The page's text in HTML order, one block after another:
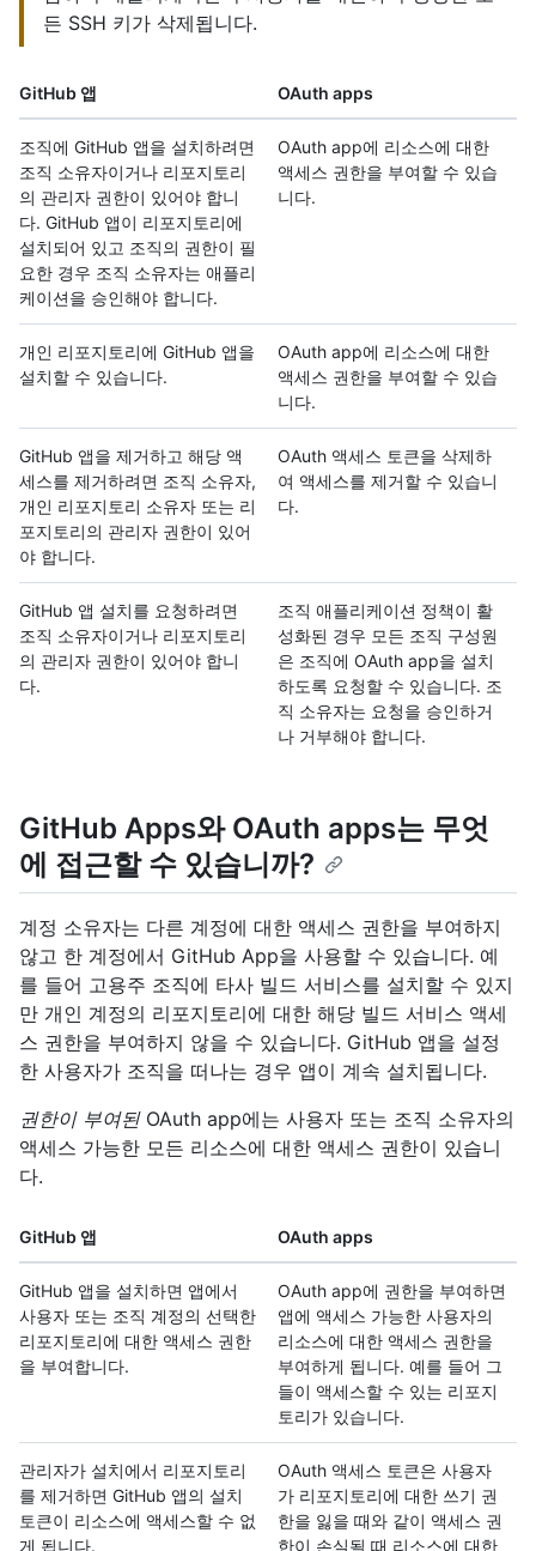
든 SSH 키가 삭제됩니다.
GitHub 앱 OAuth apps
조직에 GitHub 앱을 설치하려면
조직 소유자이거나 리포지토리
의 관리자 권한이 있어야 합니
다. GitHub 앱이 리포지토리에
설치되어 있고 조직의 권한이 필
요한 경우 조직 소유자는 애플리
케이션을 승인해야 합니다.
OAuth app에 리소스에 대한
액세스 권한을 부여할 수 있습
니다.
개인 리포지토리에 GitHub 앱을
설치할 수 있습니다.
OAuth app에 리소스에 대한
액세스 권한을 부여할 수 있습
니다.
GitHub 앱을 제거하고 해당 액
세스를 제거하려면 조직 소유자,
개인 리포지토리 소유자 또는 리
포지토리의 관리자 권한이 있어
야 합니다.
OAuth 액세스 토큰을 삭제하
여 액세스를 제거할 수 있습니
다.
GitHub 앱 설치를 요청하려면
조직 소유자이거나 리포지토리
의 관리자 권한이 있어야 합니
다.
조직 애플리케이션 정책이 활
성화된 경우 모든 조직 구성원
은 조직에 OAuth app을 설치
하도록 요청할 수 있습니다. 조
직 소유자는 요청을 승인하거
나 거부해야 합니다.
GitHub Apps와 OAuth apps는 무엇
에 접근할 수 있습니까?
계정 소유자는 다른 계정에 대한 액세스 권한을 부여하지
않고 한 계정에서 GitHub App을 사용할 수 있습니다. 예
를 들어 고용주 조직에 타사 빌드 서비스를 설치할 수 있지
만 개인 계정의 리포지토리에 대한 해당 빌드 서비스 액세
스 권한을 부여하지 않을 수 있습니다. GitHub 앱을 설정
한 사용자가 조직을 떠나는 경우 앱이 계속 설치됩니다.
권한이 부여된OAuth app에는 사용자 또는 조직 소유자의
액세스 가능한 모든 리소스에 대한 액세스 권한이 있습니
다.
GitHub 앱 OAuth apps
GitHub 앱을 설치하면 앱에서
사용자 또는 조직 계정의 선택한
리포지토리에 대한 액세스 권한
을 부여합니다.
OAuth app에 권한을 부여하면
앱에 액세스 가능한 사용자의
리소스에 대한 액세스 권한을
부여하게 됩니다. 예를 들어 그
들이 액세스할 수 있는 리포지
토리가 있습니다.
관리자가 설치에서 리포지토리
를 제거하면 GitHub 앱의 설치
토큰이 리소스에 액세스할 수 없
게 됩니다.
OAuth 액세스 토큰은 사용자
가 리포지토리에 대한 쓰기 권
한을 잃을 때와 같이 액세스 권
한이 손실될 때 리소스에 대한